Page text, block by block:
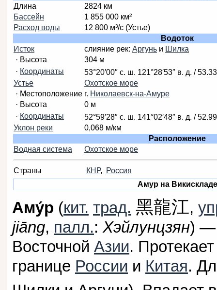
Длина
2824 км
Бассейн
1 855 000 км²
Расход воды
12 800 м³/с (Устье)
Водоток
Исток
слияние рек: Аргунь и Шилка
· Высота
304 м
· Координаты 53°20′00″ с. ш. 121°28′53″ в. д. /
Устье
Охотское море
· Местоположение г. Николаевск-на-Амуре
· Высота
0 м
· Координаты 52°59′28″ с. ш. 141°02′48″ в. д. /
Уклон реки
0,068 м/км
Расположение
Водная система
Охотское море
Страны КНР, Россия
исток устье
Амур на Викискладе
Аму́р (кит. трад. 黑龍江,
jiāng, палл.: Хэйлунцзян) —
Восточной Азии.
границе России и Китая.